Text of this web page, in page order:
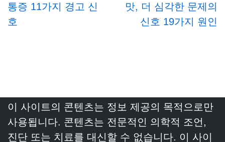
통증 11가지 경고 신
호
맛, 더 심각한 문제의
신호 19가지 원인
이 사이트의 콘텐츠는 정보 제공의 목적으로만
사용됩니다. 콘텐츠는 전문적인 의학적 조언,
진단 또는 치료를 대신할 수 없습니다. 이 사이